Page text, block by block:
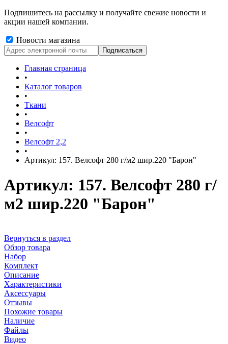
Подпишитесь на рассылку и получайте свежие новости и
акции нашей компании.
Новости магазина
Главная страница
•
Каталог товаров
•
Ткани
•
Велсофт
•
Велсофт 2,2
•
Артикул: 157. Велсофт 280 г/м2 шир.220 "Барон"
Артикул: 157. Велсофт 280 г/
м2 шир.220 "Барон"
Вернуться в раздел
Обзор товара
Набор
Комплект
Описание
Характеристики
Аксессуары
Отзывы
Похожие товары
Наличие
Файлы
Видео